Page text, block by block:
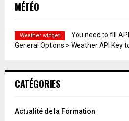
MÉTÉO
Weather widget
You need to fill
General Options > Weather API Key
CATÉGORIES
Actualité de la Formation